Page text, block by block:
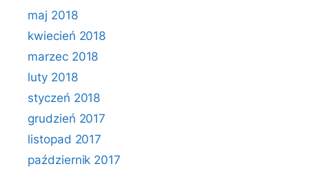
maj 2018
kwiecień 2018
marzec 2018
luty 2018
styczeń 2018
grudzień 2017
listopad 2017
październik 2017